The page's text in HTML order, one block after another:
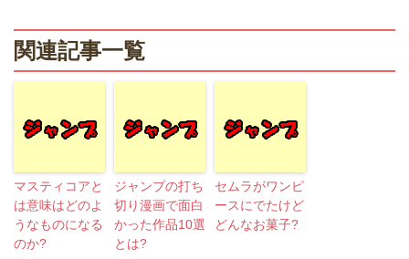
関連記事一覧
マスティコアと
は意味はどのよ
うなものになる
のか?
ジャンプの打ち
切り漫画で面白
かった作品10選
とは?
セムラがワンピ
ースにでたけど
どんなお菓子?